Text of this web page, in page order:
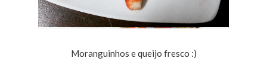
Moranguinhos e queijo fresco :)